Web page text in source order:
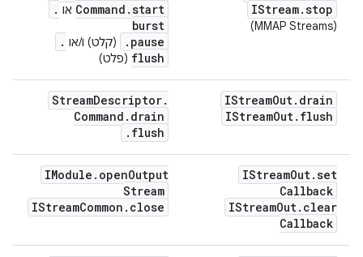
IStream.stop
(MMAP Streams)
Command .start או .
burst
. pause (קלט) ו/או .
flush (פלט)
IStreamOut. drain
IStreamOut. flush
StreamDescriptor.
Command . drain
. flush
IStreamOut.set
Callback
IStreamOut. clear
Callback
IModule . openOutput
Stream
IStreamCommon . close